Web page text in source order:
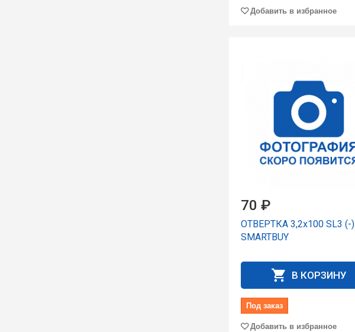
Добавить в избранное
70 ₽
ОТВЕРТКА 3,2х100 SL3 (-)
SMARTBUY
В КОРЗИНУ
Под заказ
Добавить в избранное